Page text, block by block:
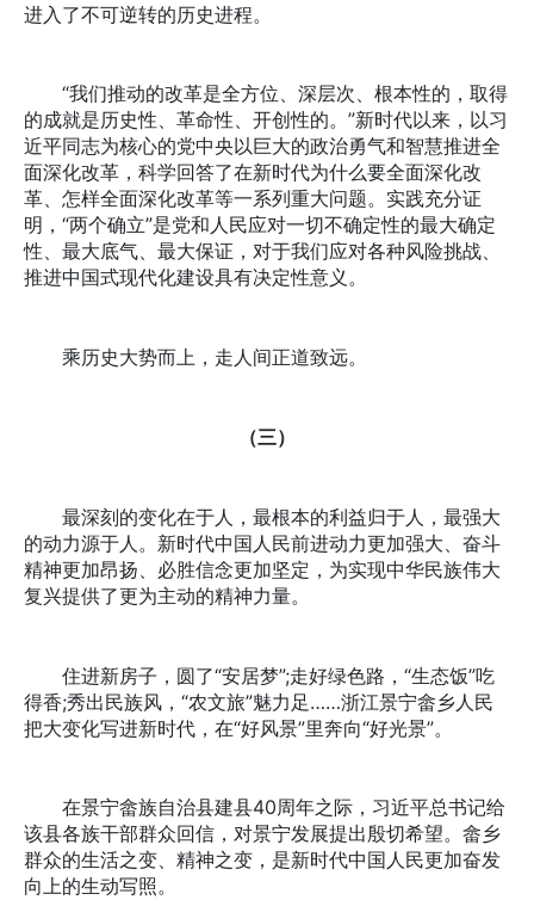
进入了不可逆转的历史进程。
“我们推动的改革是全方位、深层次、根本性的，取得
的成就是历史性、革命性、开创性的。”新时代以来，以习
近平同志为核心的党中央以巨大的政治勇气和智慧推进全
面深化改革，科学回答了在新时代为什么要全面深化改
革、怎样全面深化改革等一系列重大问题。实践充分证
明，“两个确立”是党和人民应对一切不确定性的最大确定
性、最大底气、最大保证，对于我们应对各种风险挑战、
推进中国式现代化建设具有决定性意义。
乘历史大势而上，走人间正道致远。
（三）
最深刻的变化在于人，最根本的利益归于人，最强大
的动力源于人。新时代中国人民前进动力更加强大、奋斗
精神更加昂扬、必胜信念更加坚定，为实现中华民族伟大
复兴提供了更为主动的精神力量。
住进新房子，圆了“安居梦”;走好绿色路，“生态饭”吃
得香;秀出民族风，“农文旅”魅力足……浙江景宁畲乡人民
把大变化写进新时代，在“好风景”里奔向“好光景”。
在景宁畲族自治县建县40周年之际，习近平总书记给
该县各族干部群众回信，对景宁发展提出殷切希望。畲乡
群众的生活之变、精神之变，是新时代中国人民更加奋发
向上的生动写照。